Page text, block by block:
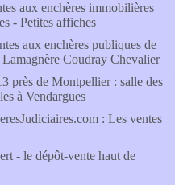
aux enchères immobilières
- Petites affiches
aux enchères publiques de
Coudray Chevalier
près de Montpellier : salle des
à Vendargues
: Les ventes
- le dépôt-vente haut de